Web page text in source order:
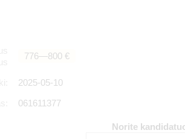
776―800 €
2025-05-10
061611377
Norite